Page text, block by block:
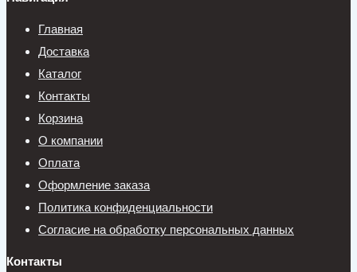
Главная
Доставка
Каталог
Контакты
Корзина
О компании
Оплата
Оформление заказа
Политика конфиденциальности
Согласие на обработку персональных данных
Контакты